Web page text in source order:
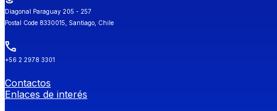
Diagonal Paraguay 205 - 257
Postal Code 8330015, Santiago, Chile
+56 2 2978 3301
Contactos
Enlaces de interés